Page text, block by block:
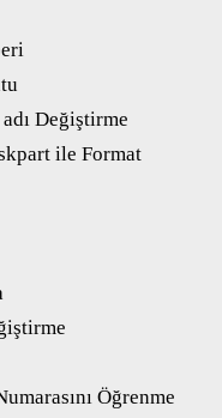
Değiştirme
ile Format
Öğrenme